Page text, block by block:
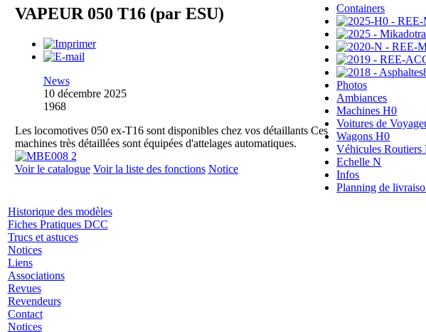
VAPEUR 050 T16 (par ESU)
News
10 décembre 2025
1968
Les locomotives 050 ex-T16 sont disponibles chez vos détaillants Ces
machines très détaillées sont équipées d'attelages automatiques.
Voir le catalogue Voir la liste des fonctions Notice
Containers
Photos
Ambiances
Machines H0
Voitures de
Wagons H0
Véhicules Routiers
Echelle N
Infos
Planning de
Historique des modèles
Fiches Pratiques DCC
Trucs et astuces
Notices
Liens
Associations
Revues
Revendeurs
Contact
Notices